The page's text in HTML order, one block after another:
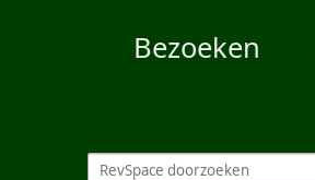
Bezoeken